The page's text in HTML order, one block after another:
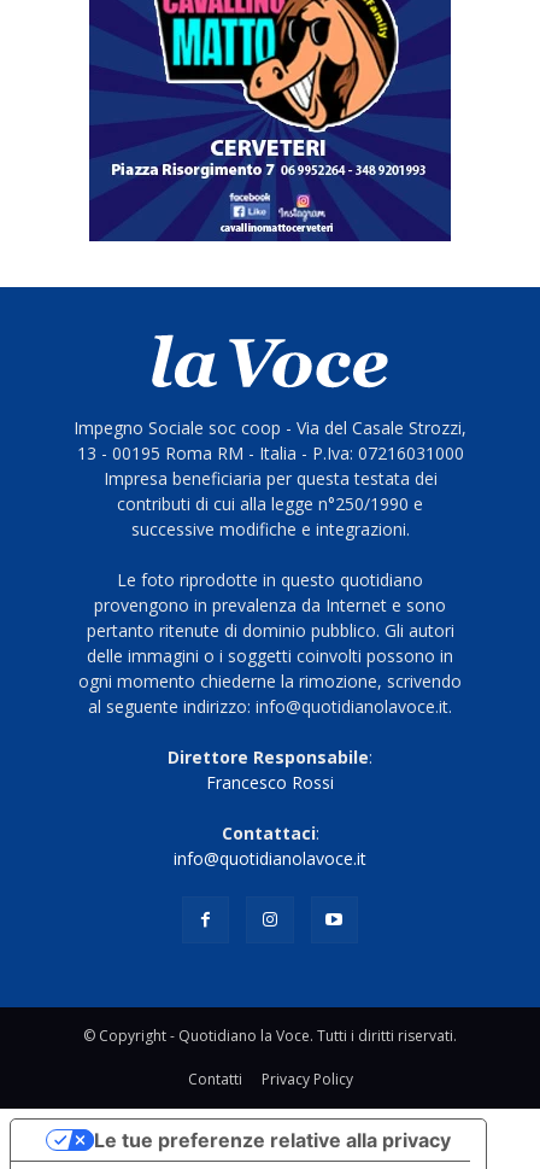
Impegno Sociale soc coop - Via del Casale Strozzi,
13 - 00195 Roma RM - Italia - P.Iva: 07216031000
Impresa beneficiaria per questa testata dei
contributi di cui alla legge n°250/1990 e
successive modifiche e integrazioni.
Le foto riprodotte in questo quotidiano
provengono in prevalenza da Internet e sono
pertanto ritenute di dominio pubblico. Gli autori
delle immagini o i soggetti coinvolti possono in
ogni momento chiederne la rimozione, scrivendo
al seguente indirizzo: info@quotidianolavoce.it.
Direttore Responsabile:
Francesco Rossi
Contattaci:
info@quotidianolavoce.it
© Copyright - Quotidiano la Voce. Tutti i diritti riservati.
Contatti Privacy Policy
Le tue preferenze relative alla privacy